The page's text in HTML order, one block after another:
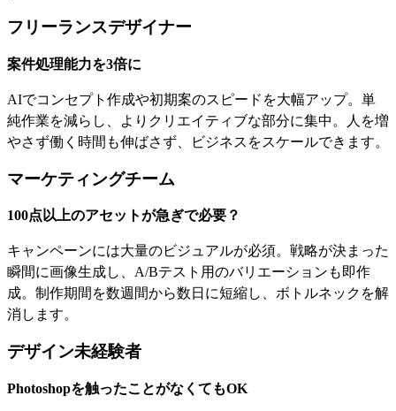
フリーランスデザイナー
案件処理能力を3倍に
AIでコンセプト作成や初期案のスピードを大幅アップ。単
純作業を減らし、よりクリエイティブな部分に集中。人を増
やさず働く時間も伸ばさず、ビジネスをスケールできます。
マーケティングチーム
100点以上のアセットが急ぎで必要？
キャンペーンには大量のビジュアルが必須。戦略が決まった
瞬間に画像生成し、A/Bテスト用のバリエーションも即作
成。制作期間を数週間から数日に短縮し、ボトルネックを解
消します。
デザイン未経験者
Photoshopを触ったことがなくてもOK